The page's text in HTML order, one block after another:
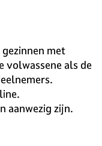
met
volwassene als de
aanwezig zijn.